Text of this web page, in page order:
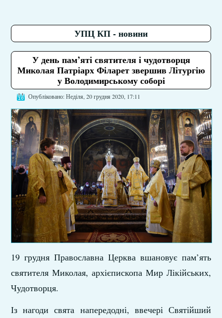
УПЦ КП - новини
У день пам’яті святителя і чудотворця
Миколая Патріарх Філарет звершив Літургію
у Володимирському соборі
Опубліковано: Неділя, 20 грудня 2020, 17:11
19 грудня Православна Церква вшановує пам’ять
святителя Миколая, архієпископа Мир Лікійських,
Чудотворця.
Із нагоди свята напередодні, ввечері Святійший